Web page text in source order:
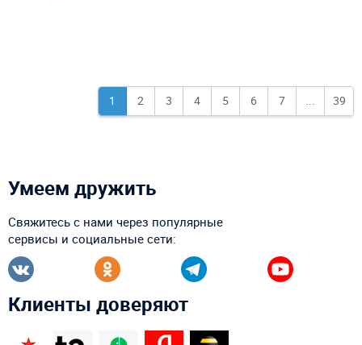
1 2 3 4 5 6 7 39
Умеем дружить
Свяжитесь с нами через популярные
сервисы и социальные сети:
Клиенты доверяют